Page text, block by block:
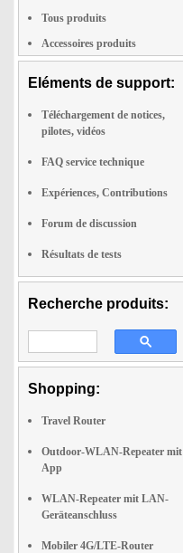
Tous produits
Accessoires produits
Eléments de support:
Téléchargement de notices,
pilotes, vidéos
FAQ service technique
Expériences, Contributions
Forum de discussion
Résultats de tests
Recherche produits:
Shopping:
Travel Router
Outdoor-WLAN-Repeater mit
App
WLAN-Repeater mit LAN-
Geräteanschluss
Mobiler 4G/LTE-Router